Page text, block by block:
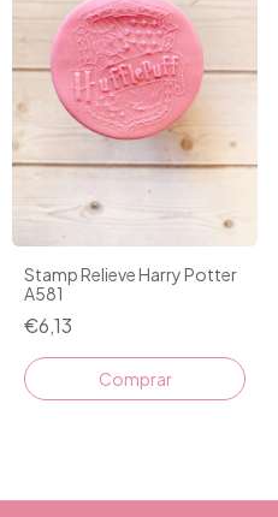
Stamp Relieve Harry Potter
A581
€6,13